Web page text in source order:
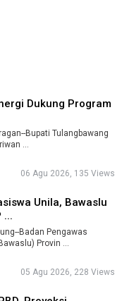
Dukung Program
Bupati Tulangbawang
Barat (Tubaba) Novriwan ...
06 Agu 2026, 135 Views
Unila, Bawaslu
...
Badan Pengawas
Provin ...
05 Agu 2026, 228 Views